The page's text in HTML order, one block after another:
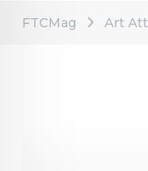
FTCMag Art